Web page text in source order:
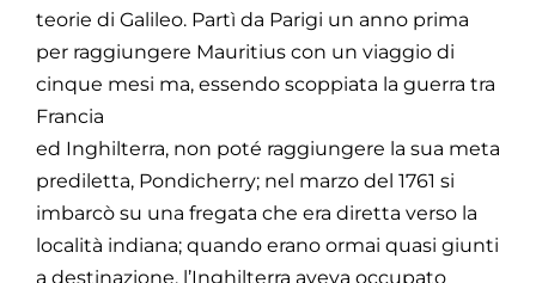
teorie di Galileo. Partì da Parigi un anno prima
per raggiungere Mauritius con un viaggio di
cinque mesi ma, essendo scoppiata la guerra tra
Francia
ed Inghilterra, non poté raggiungere la sua meta
prediletta, Pondicherry; nel marzo del 1761 si
imbarcò su una fregata che era diretta verso la
località indiana; quando erano ormai quasi giunti
a destinazione, l’Inghilterra aveva occupato